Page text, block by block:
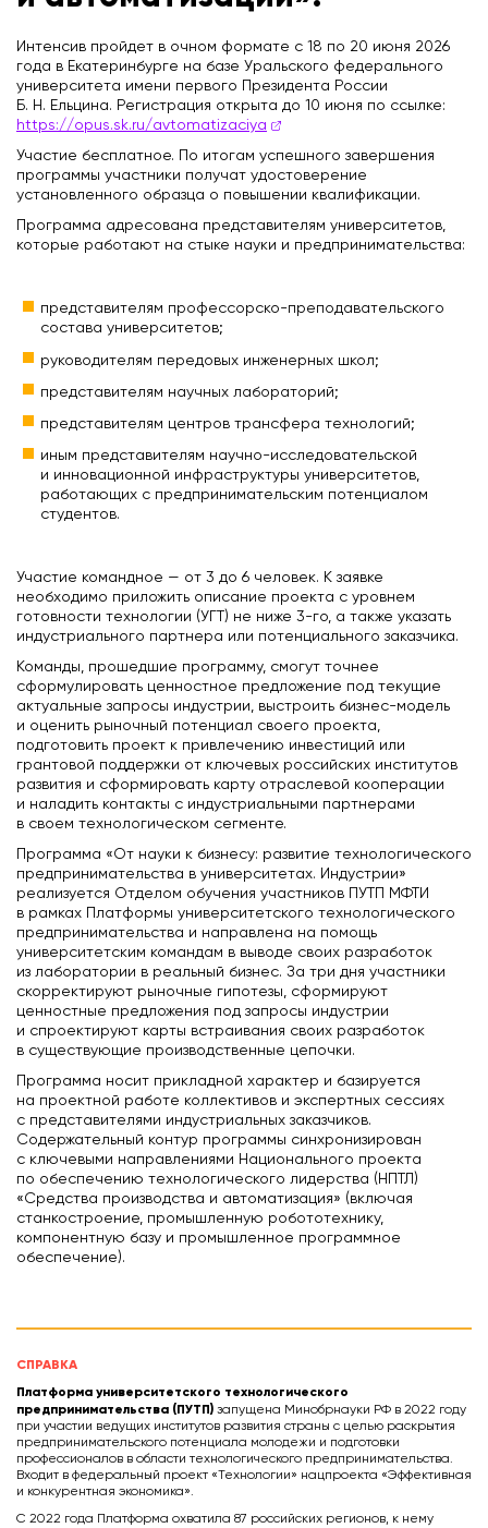
Интенсив пройдет в очном формате с 18 по 20 июня 2026
года в Екатеринбурге на базе Уральского федерального
университета имени первого Президента России
Б. Н. Ельцина. Регистрация открыта до 10 июня по ссылке:
https://opus.sk.ru/avtomatizaciya
Участие бесплатное. По итогам успешного завершения
программы участники получат удостоверение
установленного образца о повышении квалификации.
Программа адресована представителям университетов,
которые работают на стыке науки и предпринимательства:
представителям профессорско-преподавательского
состава университетов;
руководителям передовых инженерных школ;
представителям научных лабораторий;
представителям центров трансфера технологий;
иным представителям научно-исследовательской
и инновационной инфраструктуры университетов,
работающих с предпринимательским потенциалом
студентов.
Участие командное — от 3 до 6 человек. К заявке
необходимо приложить описание проекта с уровнем
готовности технологии (УГТ) не ниже 3-го, а также указать
индустриального партнера или потенциального заказчика.
Команды, прошедшие программу, смогут точнее
сформулировать ценностное предложение под текущие
актуальные запросы индустрии, выстроить бизнес-модель
и оценить рыночный потенциал своего проекта,
подготовить проект к привлечению инвестиций или
грантовой поддержки от ключевых российских институтов
развития и сформировать карту отраслевой кооперации
и наладить контакты с индустриальными партнерами
в своем технологическом сегменте.
Программа «От науки к бизнесу: развитие технологического
предпринимательства в университетах. Индустрии»
реализуется Отделом обучения участников ПУТП МФТИ
в рамках Платформы университетского технологического
предпринимательства и направлена на помощь
университетским командам в выводе своих разработок
из лаборатории в реальный бизнес. За три дня участники
скорректируют рыночные гипотезы, сформируют
ценностные предложения под запросы индустрии
и спроектируют карты встраивания своих разработок
в существующие производственные цепочки.
Программа носит прикладной характер и базируется
на проектной работе коллективов и экспертных сессиях
с представителями индустриальных заказчиков.
Содержательный контур программы синхронизирован
с ключевыми направлениями Национального проекта
по обеспечению технологического лидерства (НПТЛ)
«Средства производства и автоматизация» (включая
станкостроение, промышленную робототехнику,
компонентную базу и промышленное программное
обеспечение).
СПРАВКА
Платформа университетского технологического
предпринимательства (ПУТП) запущена Минобрнауки РФ в 2022 году
при участии ведущих институтов развития страны с целью раскрытия
предпринимательского потенциала молодежи и подготовки
профессионалов в области технологического предпринимательства.
Входит в федеральный проект «Технологии» нацпроекта «Эффективная
и конкурентная экономика».
С 2022 года Платформа охватила 87 российских регионов, к нему